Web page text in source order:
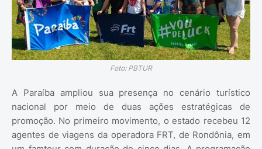
Foto: PBTUR
A Paraíba ampliou sua presença no cenário turístico
nacional por meio de duas ações estratégicas de
promoção. No primeiro movimento, o estado recebeu 12
agentes de viagens da operadora FRT, de Rondônia, em